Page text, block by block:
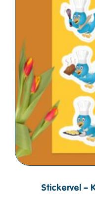
Stickervel –